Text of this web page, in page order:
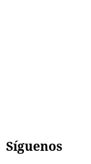
Síguenos